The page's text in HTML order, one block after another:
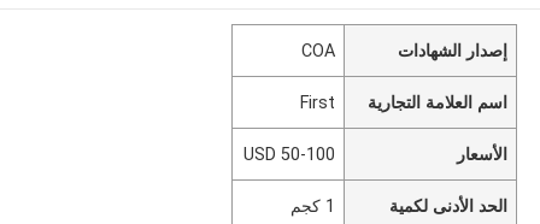
إصدار الشهادات COA
اسم العلامة التجارية First
الأسعار 50-100 USD
الحد الأدنى لكمية 1 كجم